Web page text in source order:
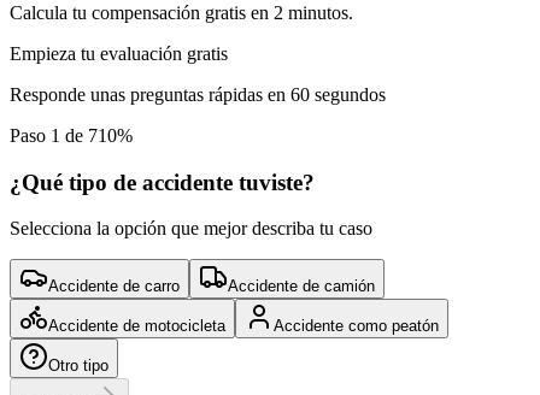
Calcula tu compensación gratis en 2 minutos.
Empieza tu evaluación gratis
Responde unas preguntas rápidas en 60 segundos
Paso 1 de 710%
¿Qué tipo de accidente tuviste?
Selecciona la opción que mejor describa tu caso
Accidente de carro Accidente de camión
Accidente de motocicleta Accidente como peatón
Otro tipo